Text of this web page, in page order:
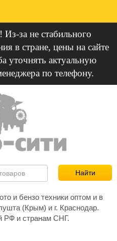
за не стабильного
в стране, цены на сайте
уточнять актуальную
по телефону.
и бензо техники оптом и в
(Крым) и г. Краснодар.
РФ и странам СНГ.